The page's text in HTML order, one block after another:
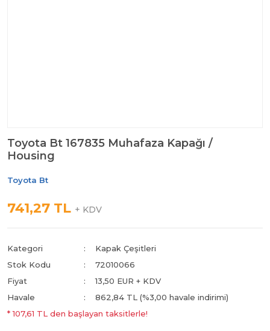
Toyota Bt 167835 Muhafaza Kapağı /
Housing
Toyota Bt
741,27 TL + KDV
Kategori
Kapak Çeşitleri
Stok Kodu
72010066
Fiyat
13,50 EUR + KDV
Havale
862,84 TL (%3,00 havale indirimi)
* 107,61 TL den başlayan taksitlerle!